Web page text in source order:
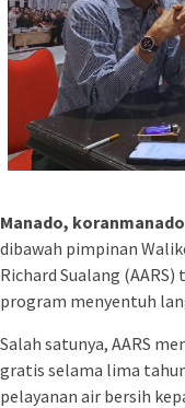
Manado,
dibawah pimpinan
Richard Sualang
program menyentuh
Salah satunya, AARS
gratis selama lima
pelayanan air bersih